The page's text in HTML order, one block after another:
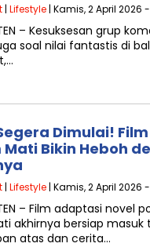
| Lifestyle | Kamis, 2 April 2026
– Kesuksesan grup
soal nilai fantastis di
Dimulai!
Mati Bikin Heboh
| Lifestyle | Kamis, 2 April 2026
– Film adaptasi novel
akhirnya bersiap masuk
atas dan cerita…